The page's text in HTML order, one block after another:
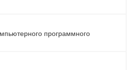
программного